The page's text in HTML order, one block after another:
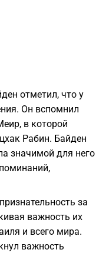
отметил, что у
Он вспомнил
в которой
Рабин. Байден
значимой для него
за
важность их
и всего мира.
важность